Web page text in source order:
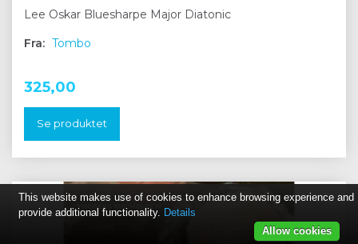
Lee Oskar Bluesharpe Major Diatonic
Fra: Tombo
325,00
Se produktet
This website makes use of cookies to enhance browsing experience and
provide additional functionality. Details
Allow cookies